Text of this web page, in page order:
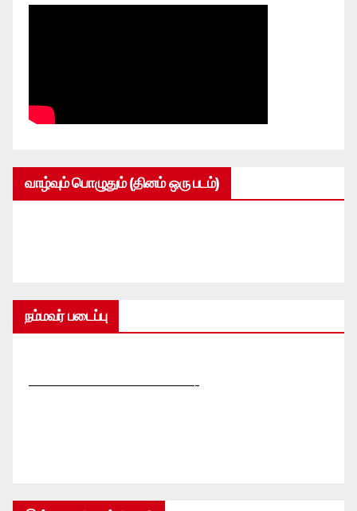
வாழ்வும் பொழுதும் (தினம் ஒரு படம்)
நம்மவர் படைப்பு
—————————————-